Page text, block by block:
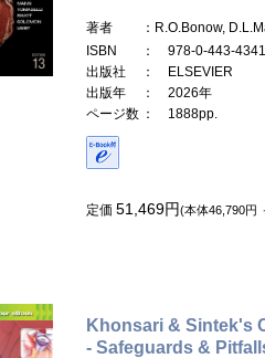
著者
：R.O.Bonow,
ISBN
： 978-0-443-
出版社
： ELSEVIER
出版年
： 2026年
ページ数 ： 1888pp.
定価 51,469円(本体46,790円
Khonsari & Sintek's
- Safeguards &